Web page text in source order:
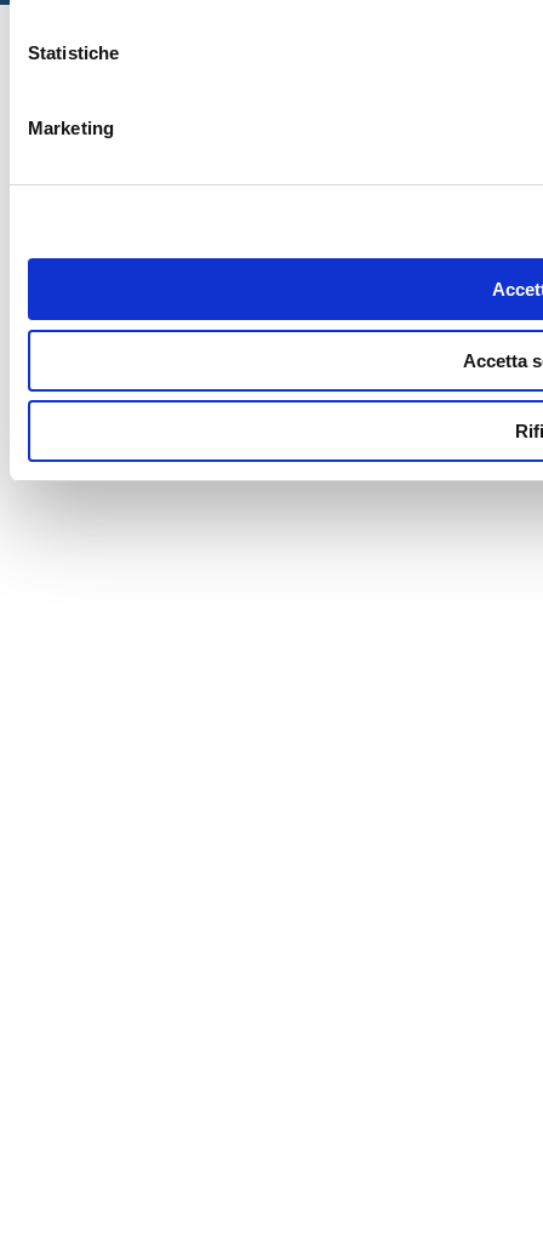
Statistiche
Marketing
Accetta